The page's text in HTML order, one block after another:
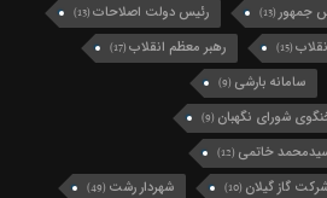
جمهور(13) رئیس دولت اصلاحات(13)
(15) رهبر معظم انقلاب(17)
سامانه بارشی (9)
شورای نگهبان (9)
خاتمی (12)
گاز گیلان (10) شهردار رشت (49)